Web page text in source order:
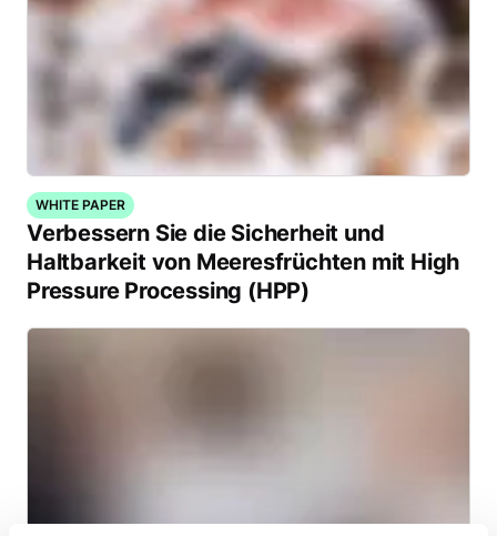
WHITE PAPER
Verbessern Sie die Sicherheit und
Haltbarkeit von Meeresfrüchten mit High
Pressure Processing (HPP)